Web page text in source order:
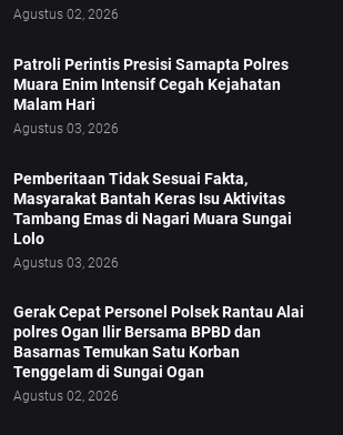
Agustus 02, 2026
Patroli Perintis Presisi Samapta Polres
Muara Enim Intensif Cegah Kejahatan
Malam Hari
Agustus 03, 2026
Pemberitaan Tidak Sesuai Fakta,
Masyarakat Bantah Keras Isu Aktivitas
Tambang Emas di Nagari Muara Sungai
Lolo
Agustus 03, 2026
Gerak Cepat Personel Polsek Rantau Alai
polres Ogan Ilir Bersama BPBD dan
Basarnas Temukan Satu Korban
Tenggelam di Sungai Ogan
Agustus 02, 2026